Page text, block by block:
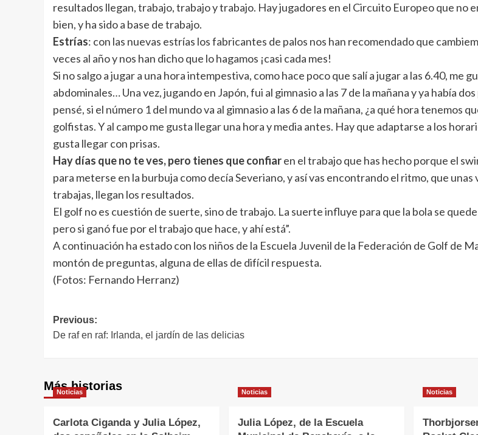
resultados llegan, trabajo, trabajo y trabajo. Hay jugadores en el Circuito Europeo que no
bien, y ha sido a base de trabajo.
Estrías: con las nuevas estrías los fabricantes de palos nos han recomendado que
veces al año y nos han dicho que lo hagamos ¡casi cada mes!
Si no salgo a jugar a una hora intempestiva, como hace poco que salí a jugar a las 6.40, me
abdominales… Una vez, jugando en Japón, fui al gimnasio a las 7 de la mañana y ya había
pensé, si el número 1 del mundo va al gimnasio a las 6 de la mañana, ¿a qué hora tenemos
golfistas. Y al campo me gusta llegar una hora y media antes. Hay que adaptarse a los
gusta llegar con prisas.
Hay días que no te ves, pero tienes que confiaren el trabajo que has hecho porque el
para meterse en la burbuja como decía Severiano, y así vas encontrando el ritmo, que
trabajas, llegan los resultados.
El golf no es cuestión de suerte, sino de trabajo. La suerte influye para que la bola se
pero si ganó fue por el trabajo que hace, y ahí está”.
A continuación ha estado con los niños de la Escuela Juvenil de la Federación de Golf de
montón de preguntas, alguna de ellas de difícil respuesta.
(Fotos: Fernando Herranz)
Navegación
de
Previous:
De raf en raf: Irlanda, el jardín de las delicias
Más historias
Noticias
Carlota Ciganda y Julia López,
Noticias
Julia López, de la Escuela
Noticias